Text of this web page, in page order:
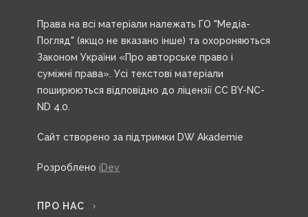
Права на всі матеріали належать ГО "Медіа-
Погляд" (якщо не вказано інше) та охороняються
Законом України «Про авторське право і
суміжні права». Усі текстові матеріали
поширюються відповідно до ліцензії CC BY-NC-
ND 4.0.
Сайт створено за підтримки DW Akademie
Розроблено iDev
ПРО НАС